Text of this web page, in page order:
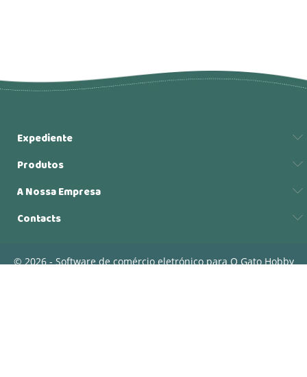
Expediente
Produtos
A Nossa Empresa
Contacts
© 2026 - Software de comércio eletrónico para O Gato Hobby